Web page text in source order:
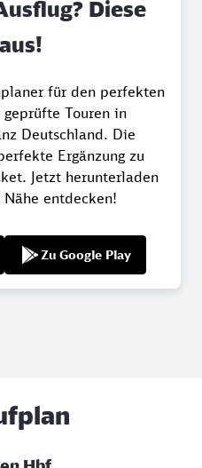
Diese
für den perfekten
Touren in
Deutschland. Die
Ergänzung zu
Jetzt herunterladen
entdecken!
Zu Google Play